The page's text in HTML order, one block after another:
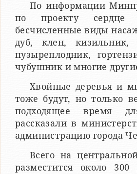
По информации
по проекту сердце
бесчисленные виды
дуб, клен, кизильник,
пузыреплодник,
чубушник и многие
Хвойные деревья и
тоже будут, но только
подходящее время
рассказали в
администрацию города
Всего на
разместится около